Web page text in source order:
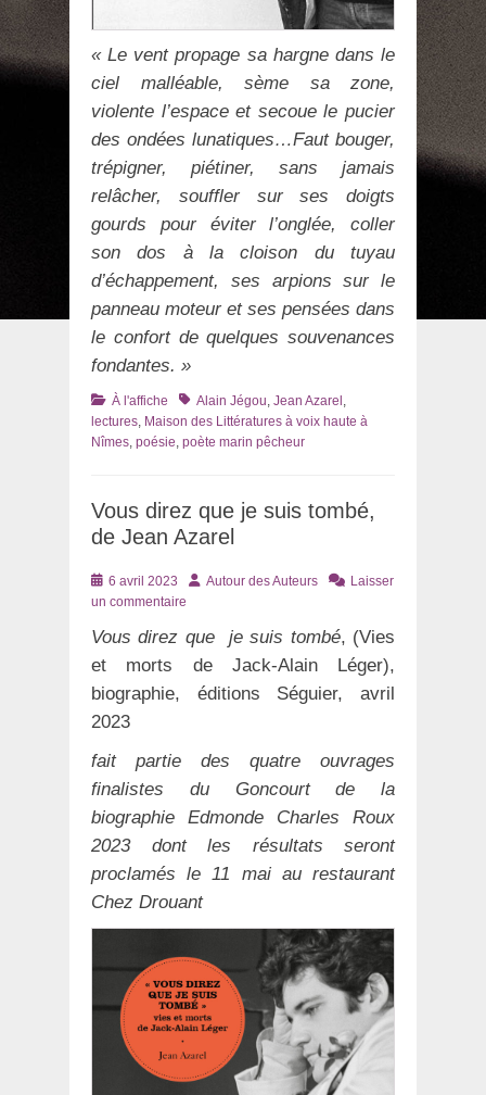
« Le vent propage sa hargne dans le
ciel malléable, sème sa zone,
violente l’espace et secoue le pucier
des ondées lunatiques…Faut bouger,
trépigner, piétiner, sans jamais
relâcher, souffler sur ses doigts
gourds pour éviter l’onglée, coller
son dos à la cloison du tuyau
d’échappement, ses arpions sur le
panneau moteur et ses pensées dans
le confort de quelques souvenances
fondantes. »
Catégories
À l'affiche TagsAlain Jégou, Jean Azarel ,
lectures, Maison des Littératures à voix haute à
Nîmes, poésie, poète marin pêcheur
Vous direz que je suis tombé,
de Jean Azarel
Posté
le
6 avril 2023 AuteurAutour des Auteurs
Laisser
un commentaire
Vous direz que je suis tombé, (Vies
et morts de Jack-Alain Léger),
biographie, éditions Séguier, avril
2023
fait partie des quatre ouvrages
finalistes du Goncourt de la
biographie Edmonde Charles Roux
2023 dont les résultats seront
proclamés le 11 mai au restaurant
Chez Drouant